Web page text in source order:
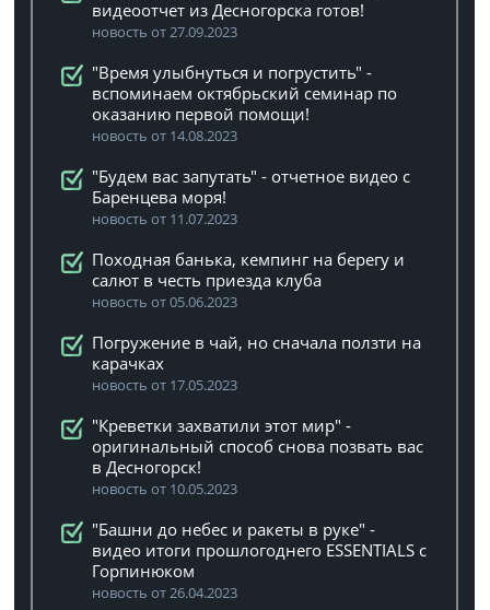
видеоотчет из Десногорска готов!
новость от 27.09.2023
"Время улыбнуться и погрустить" -
вспоминаем октябрьский семинар по
оказанию первой помощи!
новость от 14.08.2023
"Будем вас запутать" - отчетное видео с
Баренцева моря!
новость от 11.07.2023
Походная банька, кемпинг на берегу и
салют в честь приезда клуба
новость от 05.06.2023
Погружение в чай, но сначала ползти на
карачках
новость от 17.05.2023
"Креветки захватили этот мир" -
оригинальный способ снова позвать вас
в Десногорск!
новость от 10.05.2023
"Башни до небес и ракеты в руке" -
видео итоги прошлогоднего ESSENTIALS с
Горпинюком
новость от 26.04.2023